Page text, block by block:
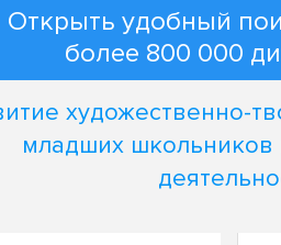
Открыть удобный
более 800 000
художественно-
младших школьников